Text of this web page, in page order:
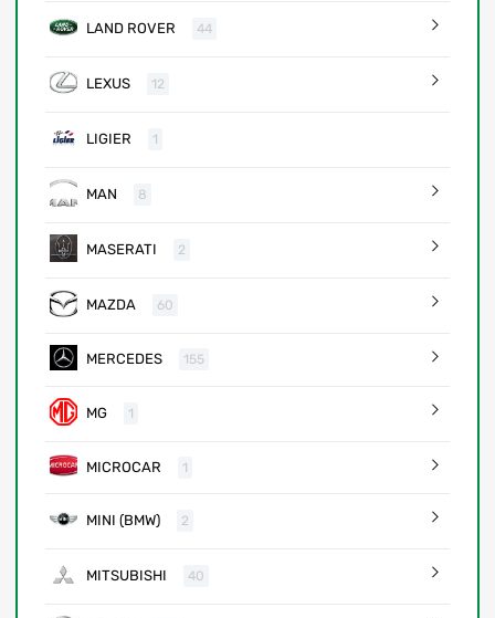
LAND ROVER 44
LEXUS 12
LIGIER 1
MAN 8
MASERATI 2
MAZDA 60
MERCEDES 155
MG 1
MICROCAR 1
MINI (BMW) 2
MITSUBISHI 40